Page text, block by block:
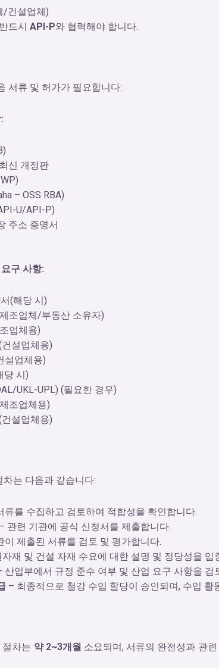
/건설업체)
드시 API-P와 협력해야 합니다.
서류 및 허가가 필요합니다:
신 개정판
– OSS RBA)
U/API-P)
주소 증명서
구 사항:
(해당 시)
조업체/부동산 소유자)
업체용)
설업체용)
설업체용)
당 시)
UKL-UPL) (필요한 경우)
조업체용)
설업체용)
는 다음과 같습니다:
류를 수집하고 검토하여 적합성을 확인합니다.
관련 기관에 공식 신청서를 제출합니다.
이 제출된 서류를 검토 및 평가합니다.
자재 및 건설 자재 수요에 대한 설명 및 정당성을 입
업부에서 규정 준수 여부 및 산업 요구 사항을 검
– 최종적으로 철강 수입 할당이 승인되며, 수입 활
차는 약2~3개월 소요되며, 서류의 완전성과 관